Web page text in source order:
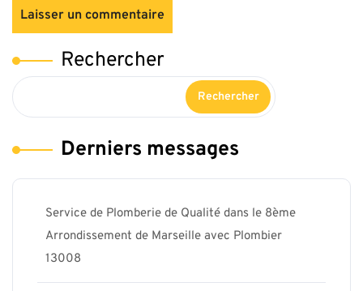
Rechercher
Rechercher
Derniers messages
Service de Plomberie de Qualité dans le 8ème
Arrondissement de Marseille avec Plombier
13008